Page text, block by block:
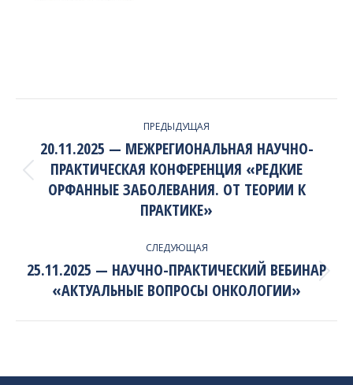
NAVIGATION
ПРЕДЫДУЩАЯ
Previous
project:
20.11.2025 — МЕЖРЕГИОНАЛЬНАЯ НАУЧНО-
ПРАКТИЧЕСКАЯ КОНФЕРЕНЦИЯ «РЕДКИЕ
ОРФАННЫЕ ЗАБОЛЕВАНИЯ. ОТ ТЕОРИИ К
ПРАКТИКЕ»
СЛЕДУЮЩАЯ
Next
project:
25.11.2025 — НАУЧНО-ПРАКТИЧЕСКИЙ ВЕБИНАР
«АКТУАЛЬНЫЕ ВОПРОСЫ ОНКОЛОГИИ»